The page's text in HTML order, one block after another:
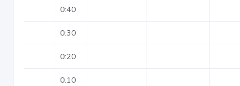
0:40
0:30
0:20
0:10